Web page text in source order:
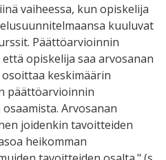
vaiheessa, kun opiskelija
kuuluvat
Päättöarvioinnin
opiskelija saa arvosanan
keskimäärin
päättöarvioinnin
Arvosanan
joidenkin tavoitteiden
heikomman